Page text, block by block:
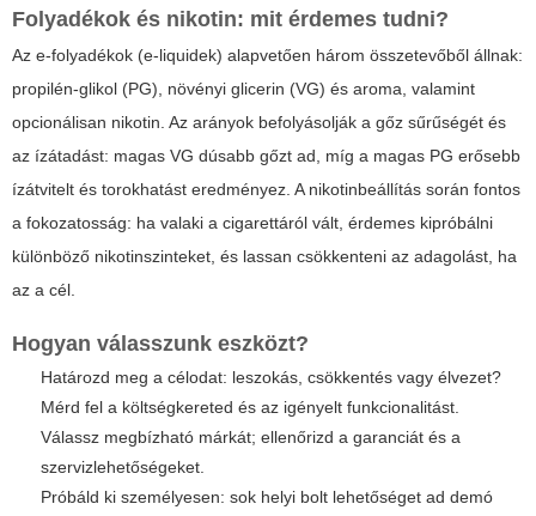
Folyadékok és nikotin: mit érdemes tudni?
Az e-folyadékok (e-liquidek) alapvetően három összetevőből állnak:
propilén-glikol (PG), növényi glicerin (VG) és aroma, valamint
opcionálisan nikotin. Az arányok befolyásolják a gőz sűrűségét és
az ízátadást: magas VG dúsabb gőzt ad, míg a magas PG erősebb
ízátvitelt és torokhatást eredményez. A nikotinbeállítás során fontos
a fokozatosság: ha valaki a cigarettáról vált, érdemes kipróbálni
különböző nikotinszinteket, és lassan csökkenteni az adagolást, ha
az a cél.
Hogyan válasszunk eszközt?
Határozd meg a célodat: leszokás, csökkentés vagy élvezet?
Mérd fel a költségkereted és az igényelt funkcionalitást.
Válassz megbízható márkát; ellenőrizd a garanciát és a
szervizlehetőségeket.
Próbáld ki személyesen: sok helyi bolt lehetőséget ad demó